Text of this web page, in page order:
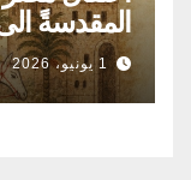
المقدسةً
1 يونيو، 2026